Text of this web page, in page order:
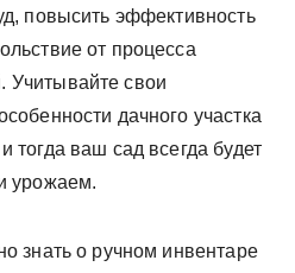
повысить эффективность
от процесса
Учитывайте свои
дачного участка
тогда ваш сад всегда будет
урожаем.
знать о ручном инвентаре